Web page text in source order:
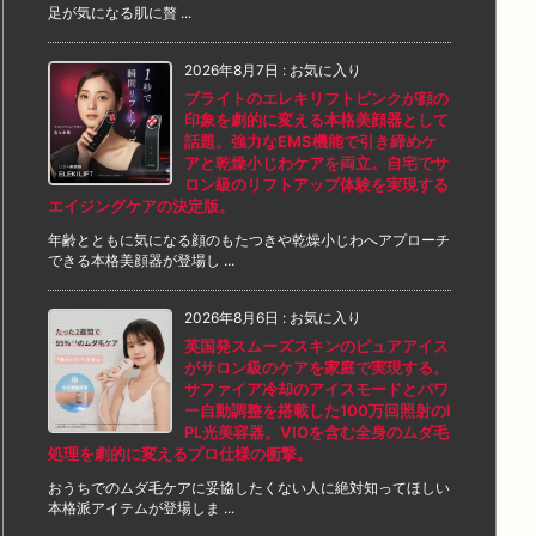
足が気になる肌に贅 ...
2026年8月7日 : お気に入り
ブライトのエレキリフトピンクが顔の
印象を劇的に変える本格美顔器として
話題。強力なEMS機能で引き締めケ
アと乾燥小じわケアを両立。自宅でサ
ロン級のリフトアップ体験を実現する
エイジングケアの決定版。
年齢とともに気になる顔のもたつきや乾燥小じわへアプローチ
できる本格美顔器が登場し ...
2026年8月6日 : お気に入り
英国発スムーズスキンのピュアアイス
がサロン級のケアを家庭で実現する。
サファイア冷却のアイスモードとパワ
ー自動調整を搭載した100万回照射のI
PL光美容器。VIOを含む全身のムダ毛
処理を劇的に変えるプロ仕様の衝撃。
おうちでのムダ毛ケアに妥協したくない人に絶対知ってほしい
本格派アイテムが登場しま ...